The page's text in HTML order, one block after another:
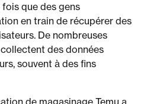
fois que des gens
en train de récupérer des
De nombreuses
des données
souvent à des fins
de magasinage Temu a